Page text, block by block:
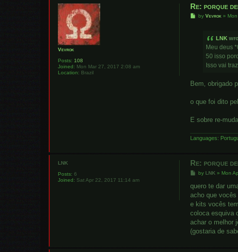
Vevrok
Posts: 108
Joined: Mon Mar 27, 2017 2:08 am
Location: Brazil
Re: porque
PbyVevrok »
LNK
Meu deus
50 isso
Isso vai
Bem, obrigado
o que foi dito
E sobre re-
Languages:
LNK
Posts: 6
Joined: Sat Apr 22, 2017 11:14 am
Re: porque
P
s
byLNK » Mon
quero te dar
acho que
e kits vocês
coloca esquiva
achar o melhor
(gostaria de